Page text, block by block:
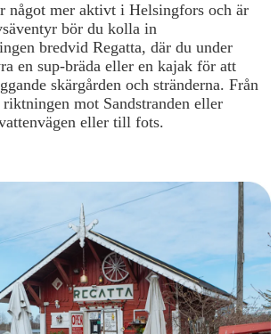
något mer aktivt i Helsingfors och är
bör du kolla in
bredvid Regatta, där du under
en sup-bräda eller en kajak för att
skärgården och stränderna. Från
mot Sandstranden eller
eller till fots.